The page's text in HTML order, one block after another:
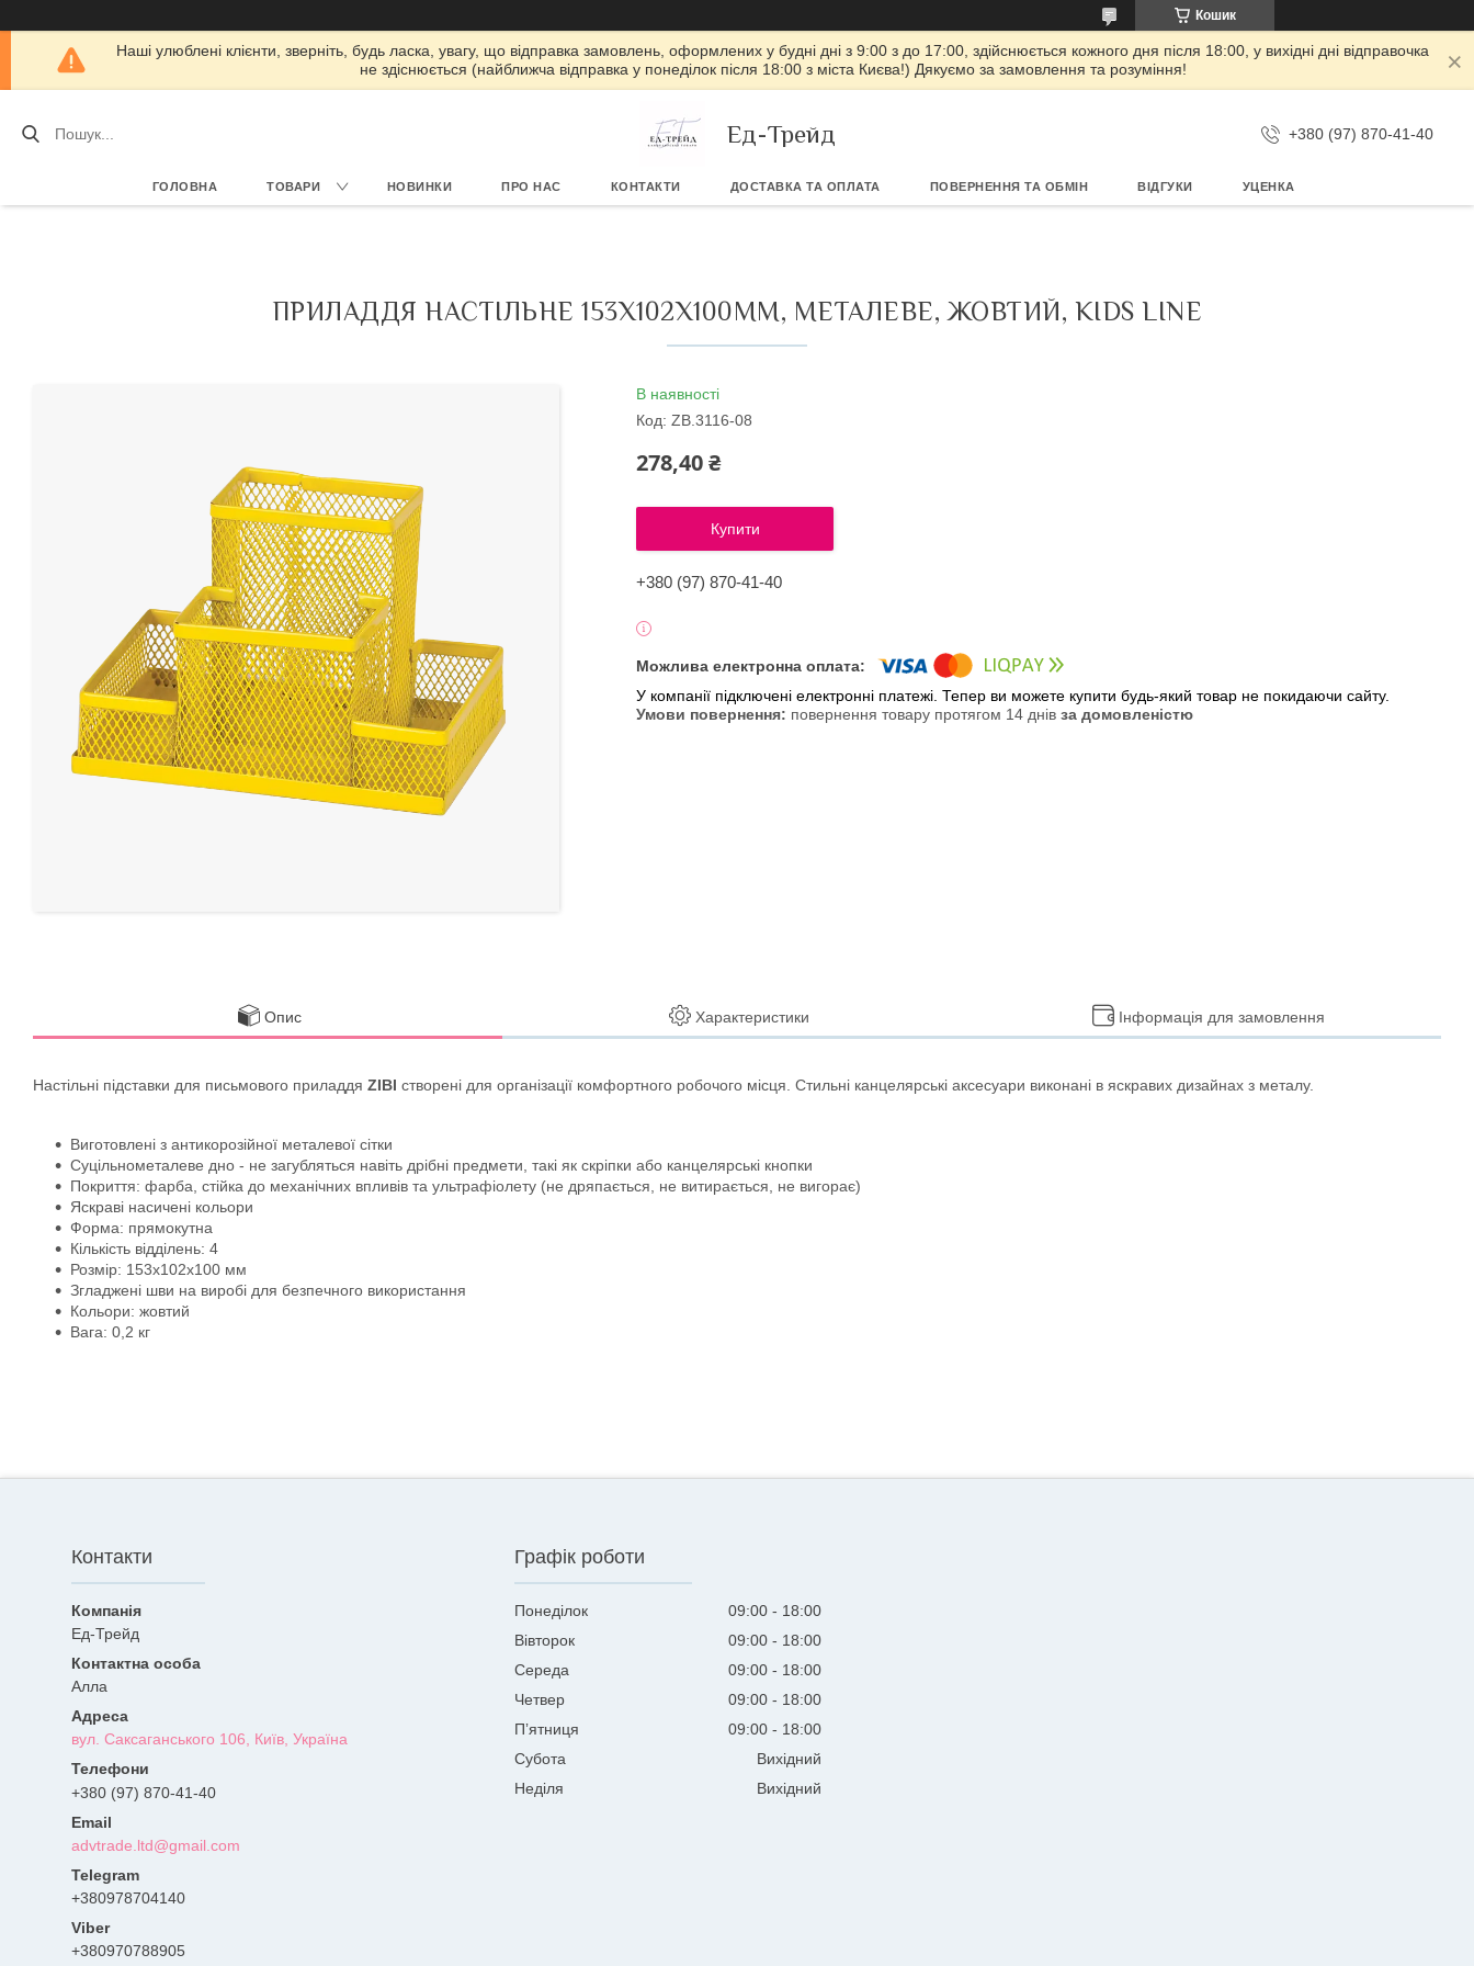
Кошик
Наші улюблені клієнти, зверніть, будь ласка, увагу, що відправка замовлень, оформлених у будні дні з 9:00 з до 17:00, здійснюється кожного дня після 18:00, у вихідні дні відправочка
не здіснюється (найближча відправка у понеділок після 18:00 з міста Києва!) Дякуємо за замовлення та розуміння!
Ед-Трейд +380 (97) 870-41-40
ГОЛОВНА ТОВАРИ НОВИНКИ ПРО НАС КОНТАКТИ ДОСТАВКА ТА ОПЛАТА ПОВЕРНЕННЯ ТА ОБМІН ВІДГУКИ УЦЕНКА
ПРИЛАДДЯ НАСТІЛЬНЕ 153X102X100ММ, МЕТАЛЕВЕ, ЖОВТИЙ, KIDS LINE
В наявності
Код: ZB.3116-08
278,40 ₴
Купити
+380 (97) 870-41-40
У компанії підключені електронні платежі. Тепер ви можете купити будь-який товар не покидаючи сайту.
повернення товару протягом 14 днів за домовленістю
Опис Характеристики Інформація для замовлення
Настільні підставки для письмового приладдя ZIBI створені для організації комфортного робочого місця. Стильні канцелярські аксесуари виконані в яскравих дизайнах з металу.
Виготовлені з антикорозійної металевої сітки
Суцільнометалеве дно - не загубляться навіть дрібні предмети, такі як скріпки або канцелярські кнопки
Покриття: фарба, стійка до механічних впливів та ультрафіолету (не дряпається, не витирається, не вигорає)
Яскраві насичені кольори
Форма: прямокутна
Кількість відділень: 4
Розмір: 153х102х100 мм
Згладжені шви на виробі для безпечного використання
Кольори: жовтий
Вага: 0,2 кг
Контакти
Ед-Трейд
Алла
вул. Саксаганського 106, Київ, Україна
+380 (97) 870-41-40
advtrade.ltd@gmail.com
+380978704140
+380970788905
Графік роботи
Понеділок 09:00
18:00
Вівторок
09:00
18:00
Середа
09:00
18:00
Четвер
09:00
18:00
Пʼятниця
09:00
18:00
Субота
Вихідний
Неділя
Вихідний